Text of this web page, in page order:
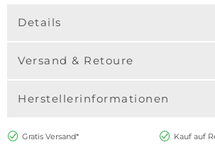
Details
Versand & Retoure
Herstellerinformationen
Gratis Versand*
Kauf auf